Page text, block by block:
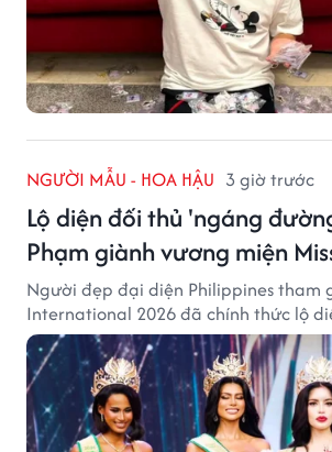
NGƯỜI MẪU - HOA HẬU 3 giờ trước
Lộ diện đối thủ 'ngáng
Phạm giành vương miện
Người đẹp đại diện Philippines tham
International 2026 đã chính thức lộ